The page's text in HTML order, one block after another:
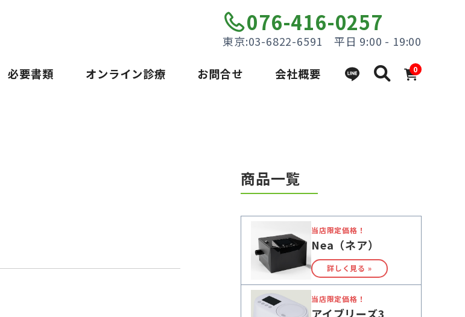
076-416-0257
東京:03-6822-6591 平日 9:00 - 19:00
0
必要書類 オンライン診療 お問合せ 会社概要
商品一覧
当店限定価格！
Nea（ネア）
詳しく見る »
当店限定価格！
アイブリーズ3